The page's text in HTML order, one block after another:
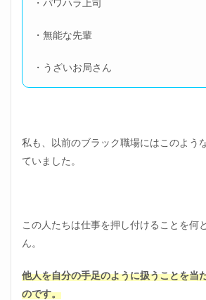
・パワハラ上司
・無能な先輩
・うざいお局さん
私も、以前のブラック職場にはこのよう
ていました。
この人たちは仕事を押し付けることを何
ん。
他人を自分の手足のように扱うことを当
のです。